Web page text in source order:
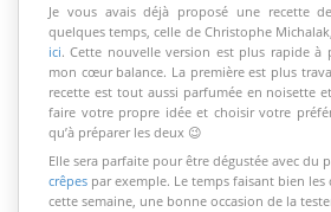
Je vous avais déjà proposé une recette
quelques temps, celle de Christophe
ici. Cette nouvelle version est plus rapide à
mon cœur balance. La première est plus
recette est tout aussi parfumée en noisette
faire votre propre idée et choisir votre
qu’à préparer les deux 😉
Elle sera parfaite pour être dégustée avec du
crêpes par exemple. Le temps faisant bien les
cette semaine, une bonne occasion de la